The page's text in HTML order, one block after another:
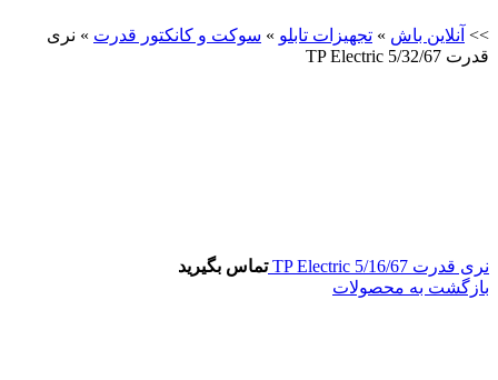
>> آنلاین باش » تجهیزات تابلو » سوکت و کانکتور قدرت » نری
قدرت 5/32/67 TP Electric
نری قدرت 5/16/67 TP Electric
تماس بگیرید
بازگشت به محصولات